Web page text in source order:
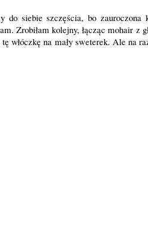
siebie szczęścia, bo zauroczona
Zrobiłam kolejny, łącząc mohair z
włóczkę na mały sweterek. Ale na